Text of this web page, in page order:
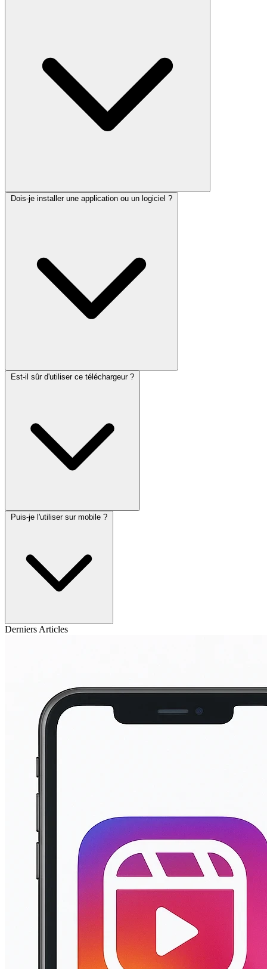
Dois-je installer une application ou un logiciel ?
Est-il sûr d'utiliser ce téléchargeur ?
Puis-je l'utiliser sur mobile ?
Derniers Articles